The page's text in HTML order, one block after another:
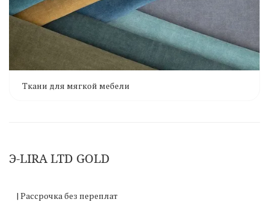
Ткани для мягкой мебели
Э-LIRA LTD GOLD
| Рассрочка без переплат